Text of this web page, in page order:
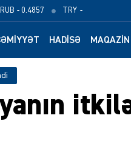
RUB - 0.4857 TRY -
HADISƏ MAQAZIN